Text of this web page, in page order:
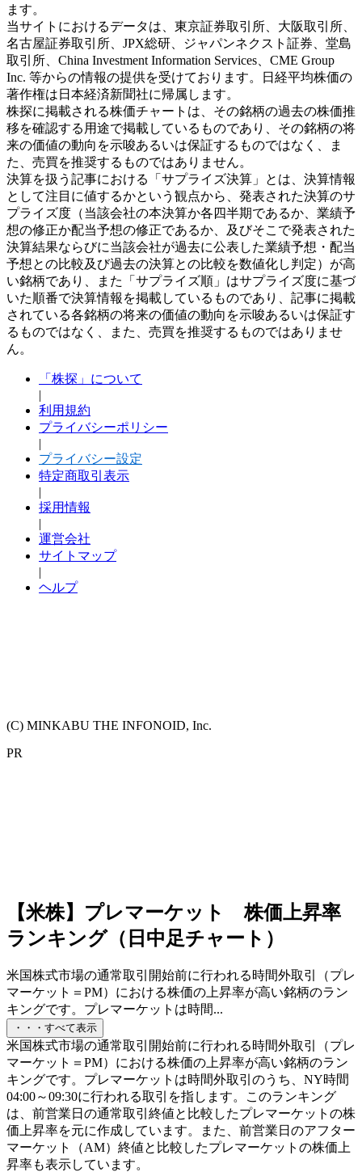
ます。
当サイトにおけるデータは、東京証券取引所、大阪取引所、
名古屋証券取引所、JPX総研、ジャパンネクスト証券、堂島
取引所、China Investment Information Services、CME Group
Inc. 等からの情報の提供を受けております。日経平均株価の
著作権は日本経済新聞社に帰属します。
株探に掲載される株価チャートは、その銘柄の過去の株価推
移を確認する用途で掲載しているものであり、その銘柄の将
来の価値の動向を示唆あるいは保証するものではなく、ま
た、売買を推奨するものではありません。
決算を扱う記事における「サプライズ決算」とは、決算情報
として注目に値するかという観点から、発表された決算のサ
プライズ度（当該会社の本決算か各四半期であるか、業績予
想の修正か配当予想の修正であるか、及びそこで発表された
決算結果ならびに当該会社が過去に公表した業績予想・配当
予想との比較及び過去の決算との比較を数値化し判定）が高
い銘柄であり、また「サプライズ順」はサプライズ度に基づ
いた順番で決算情報を掲載しているものであり、記事に掲載
されている各銘柄の将来の価値の動向を示唆あるいは保証す
るものではなく、また、売買を推奨するものではありませ
ん。
「株探」について
|
利用規約
プライバシーポリシー
|
プライバシー設定
特定商取引表示
|
採用情報
|
運営会社
サイトマップ
|
ヘルプ
(C) MINKABU THE INFONOID, Inc.
PR
【米株】プレマーケット 株価上昇率
ランキング（日中足チャート）
米国株式市場の通常取引開始前に行われる時間外取引（プレ
マーケット＝PM）における株価の上昇率が高い銘柄のラン
キングです。プレマーケットは時間...
・・・すべて表示
米国株式市場の通常取引開始前に行われる時間外取引（プレ
マーケット＝PM）における株価の上昇率が高い銘柄のラン
キングです。プレマーケットは時間外取引のうち、NY時間
04:00～09:30に行われる取引を指します。このランキング
は、前営業日の通常取引終値と比較したプレマーケットの株
価上昇率を元に作成しています。また、前営業日のアフター
マーケット（AM）終値と比較したプレマーケットの株価上
昇率も表示しています。